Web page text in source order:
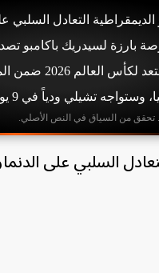
التعادل السلبي
الدقيقة 37 فرصة بارزة لسيدريك
يورغنسن.
تشيلي ودياً في 9 يونيو.
تحقق من السياق في النص الأصلي.
السلبي على